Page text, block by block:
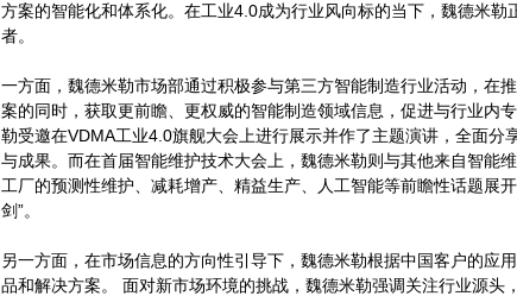
方案的智能化和体系化。在工业4.0成为行业风向标的当下，魏德米
者。
一方面，魏德米勒市场部通过积极参与第三方智能制造行业活动，在
案的同时，获取更前瞻、更权威的智能制造领域信息，促进与行业内
勒受邀在VDMA工业4.0旗舰大会上进行展示并作了主题演讲，全面分
与成果。而在首届智能维护技术大会上，魏德米勒则与其他来自智能
工厂的预测性维护、减耗增产、精益生产、人工智能等前瞻性话题展
剑”。
另一方面，在市场信息的方向性引导下，魏德米勒根据中国客户的应
品和解决方案。 面对新市场环境的挑战，魏德米勒强调关注行业源头